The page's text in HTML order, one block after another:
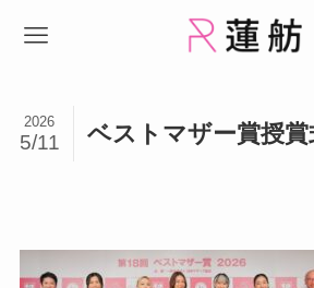
ベストマザー賞授賞
2026
5/11